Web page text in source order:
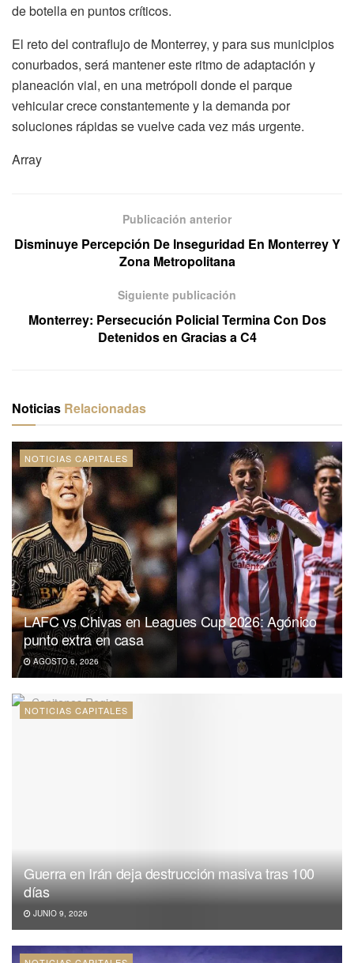
de botella en puntos críticos.
El reto del contraflujo de Monterrey, y para sus municipios
conurbados, será mantener este ritmo de adaptación y
planeación vial, en una metrópoli donde el parque
vehicular crece constantemente y la demanda por
soluciones rápidas se vuelve cada vez más urgente.
Array
Publicación anterior
Disminuye Percepción De Inseguridad En Monterrey Y
Zona Metropolitana
Siguiente publicación
Monterrey: Persecución Policial Termina Con Dos
Detenidos en Gracias a C4
Noticias Relacionadas
NOTICIAS CAPITALES
LAFC vs Chivas en Leagues Cup 2026: Agónico
punto extra en casa
AGOSTO 6, 2026
NOTICIAS CAPITALES
Guerra en Irán deja destrucción masiva tras 100
días
JUNIO 9, 2026